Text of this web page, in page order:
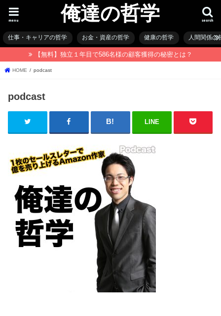
俺達の哲学 search
menu
仕事・キャリアの哲学 お金・資産の哲学 健康の哲学 人間関係の
【無料】独立１年目で586名様の顧客獲得の秘密とは？
HOME podcast
podcast
LINE